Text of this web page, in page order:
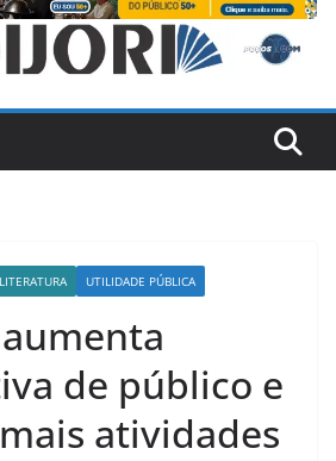
LITERATURA UTILIDADE PÚBLICA
de público e
atividades